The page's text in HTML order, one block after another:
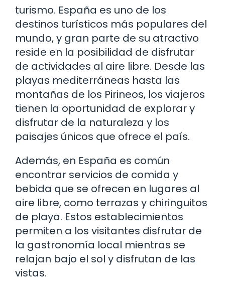
turismo. España es uno de los
destinos turísticos más populares del
mundo, y gran parte de su atractivo
reside en la posibilidad de disfrutar
de actividades al aire libre. Desde las
playas mediterráneas hasta las
montañas de los Pirineos, los viajeros
tienen la oportunidad de explorar y
disfrutar de la naturaleza y los
paisajes únicos que ofrece el país.
Además, en España es común
encontrar servicios de comida y
bebida que se ofrecen en lugares al
aire libre, como terrazas y chiringuitos
de playa. Estos establecimientos
permiten a los visitantes disfrutar de
la gastronomía local mientras se
relajan bajo el sol y disfrutan de las
vistas.